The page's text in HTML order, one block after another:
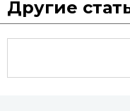
Другие